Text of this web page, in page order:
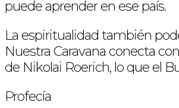
puede aprender en ese país.
La espiritualidad también
Nuestra Caravana conecta
de Nikolai Roerich, lo que el
Profecía